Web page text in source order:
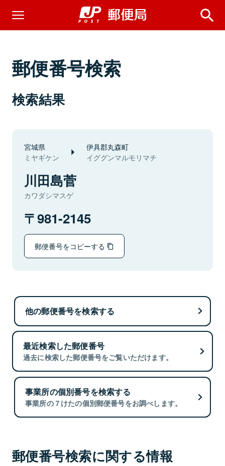
郵便番号検索
検索結果
宮城県
ミヤギケン
伊具郡丸森町
イググンマルモリマチ
川田島菅
カワダシマスゲ
981-2145
郵便番号をコピーする
他の郵便番号を検索する
最近検索した郵便番号
過去に検索した郵便番号をご覧いただけます。
事業所の個別番号を検索する
事業所の７けたの個別郵便番号をお調べします。
郵便番号検索に関する情報